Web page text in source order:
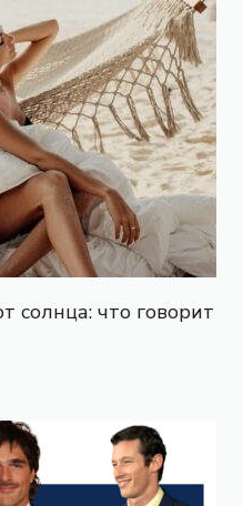
солнца: что говорит